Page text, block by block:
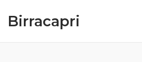
Birracapri